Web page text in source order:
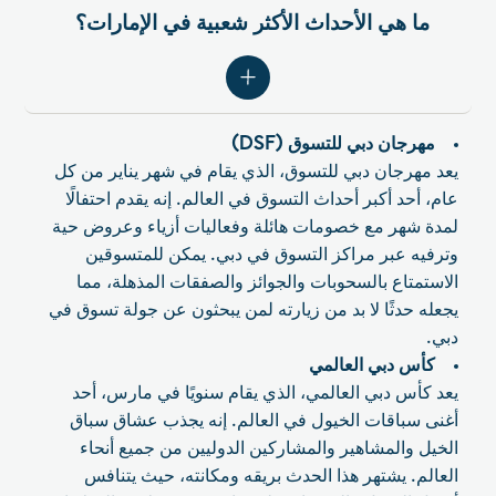
ما هي الأحداث الأكثر شعبية في الإمارات؟
مهرجان دبي للتسوق (DSF)
يعد مهرجان دبي للتسوق، الذي يقام في شهر يناير من كل
عام، أحد أكبر أحداث التسوق في العالم. إنه يقدم احتفالًا
لمدة شهر مع خصومات هائلة وفعاليات أزياء وعروض حية
وترفيه عبر مراكز التسوق في دبي. يمكن للمتسوقين
الاستمتاع بالسحوبات والجوائز والصفقات المذهلة، مما
يجعله حدثًا لا بد من زيارته لمن يبحثون عن جولة تسوق في
دبي.
كأس دبي العالمي
يعد كأس دبي العالمي، الذي يقام سنويًا في مارس، أحد
أغنى سباقات الخيول في العالم. إنه يجذب عشاق سباق
الخيل والمشاهير والمشاركين الدوليين من جميع أنحاء
العالم. يشتهر هذا الحدث بريقه ومكانته، حيث يتنافس